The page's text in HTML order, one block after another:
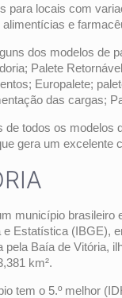
para locais com
alimentícias e
dos modelos de
Palete
Europalete;
das cargas;
de todos os modelos
gera um excelente
município brasileiro
e Estatística (IBGE),
pela Baía de Vitória,
km².
tem o 5.º melhor